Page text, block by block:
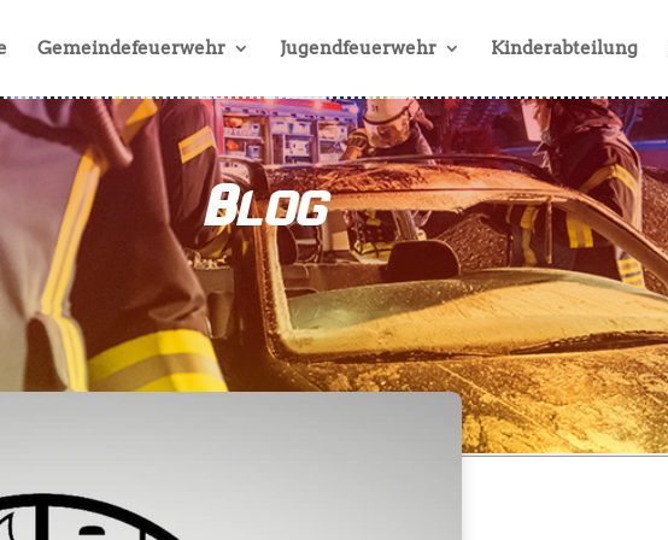
Gemeindefeuerwehr Jugendfeuerwehr Kinderabteilung
Blog